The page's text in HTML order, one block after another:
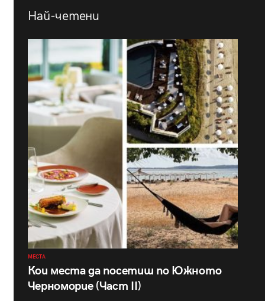
Най-четени
МЕСТА
Кои места да посетиш по Южното
Черноморие (Част II)